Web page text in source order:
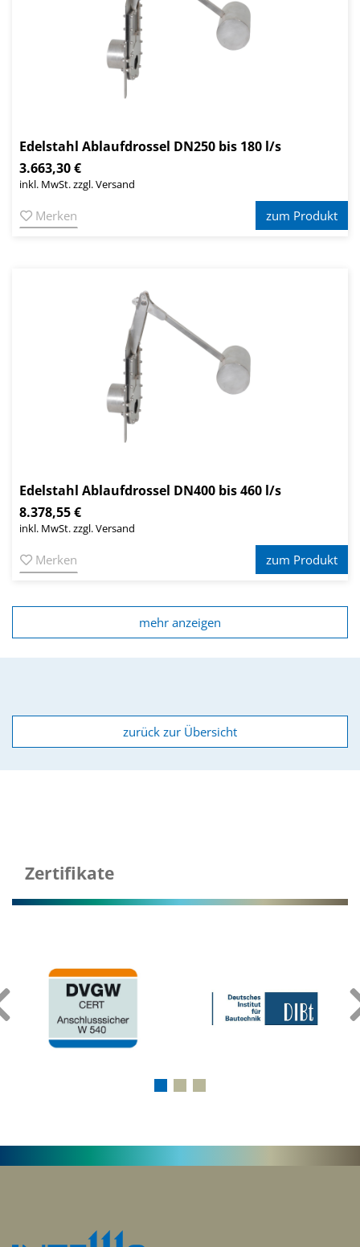
Edelstahl Ablaufdrossel DN250 bis 180 l/s
3.663,30 €
inkl. MwSt. zzgl. Versand
Merken zum Produkt
Edelstahl Ablaufdrossel DN400 bis 460 l/s
8.378,55 €
inkl. MwSt. zzgl. Versand
Merken zum Produkt
mehr anzeigen
zurück zur Übersicht
Zertifikate